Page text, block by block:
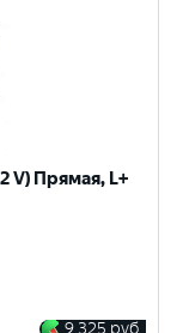
V) Прямая, L+
9 325 руб.